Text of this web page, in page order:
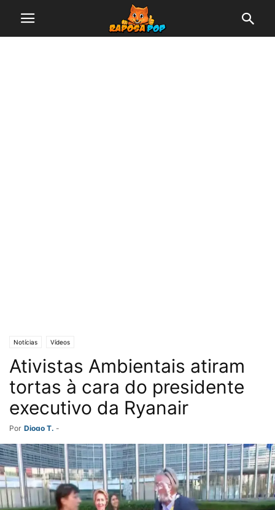
Notícias Vídeos
Ativistas Ambientais atiram
tortas à cara do presidente
executivo da Ryanair
Por Diogo T. -